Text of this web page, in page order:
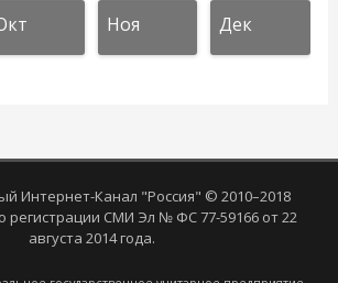
Ноя Дек
Интернет-Канал "Россия" © 2010–2018
регистрации СМИ Эл № ФС 77-59166 от 22
августа 2014 года.